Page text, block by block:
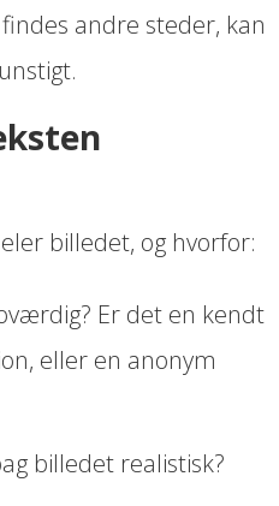
andre steder, kan
billedet, og hvorfor:
Er det en kendt
eller en anonym
billedet realistisk?